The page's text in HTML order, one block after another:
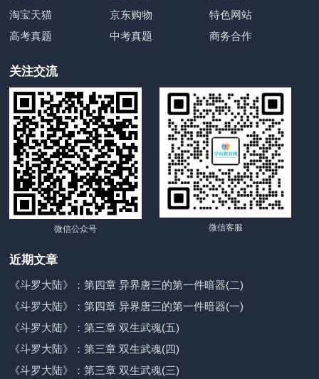
淘宝天猫
京东购物
特色网站
高考真题
中考真题 商务合作
关注交流
微信公众号 微信客服
近期文章
《斗罗大陆》：第四章 异界唐三的第一件暗器(二)
《斗罗大陆》：第四章 异界唐三的第一件暗器(一)
《斗罗大陆》：第三章 双生武魂(五)
《斗罗大陆》：第三章 双生武魂(四)
《斗罗大陆》：第三章 双生武魂(三)